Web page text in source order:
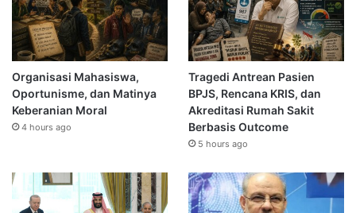
Organisasi Mahasiswa,
Oportunisme, dan Matinya
Keberanian Moral
4 hours ago
Tragedi Antrean Pasien
BPJS, Rencana KRIS, dan
Akreditasi Rumah Sakit
Berbasis Outcome
5 hours ago